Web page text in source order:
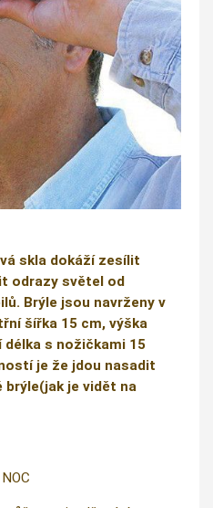
skla dokáží zesílit
odrazy světel od
Brýle jsou navrženy v
šířka 15 cm, výška
délka s nožičkami 15
je že jdou nasadit
brýle(jak je vidět na